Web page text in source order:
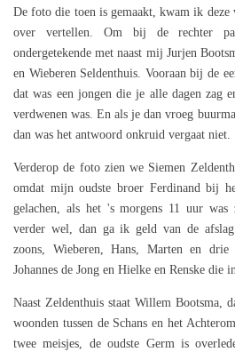
De foto die toen is gemaakt, kwam ik
over vertellen. Om bij de rechter
ondergetekende met naast mij Jurjen
en Wieberen Seldenthuis. Vooraan bij de
dat was een jongen die je alle dagen zag
verdwenen was. En als je dan vroeg
dan was het antwoord onkruid vergaat niet.
Verderop de foto zien we Siemen
omdat mijn oudste broer Ferdinand bij
gelachen, als het 's morgens 11 uur
verder wel, dan ga ik geld van de
zoons, Wieberen, Hans, Marten en
Johannes de Jong en Hielke en Renske die
Naast Zeldenthuis staat Willem Bootsma,
woonden tussen de Schans en het
twee meisjes, de oudste Germ is